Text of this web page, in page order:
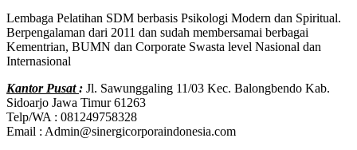
Lembaga Pelatihan SDM berbasis Psikologi Modern dan Spiritual.
Berpengalaman dari 2011 dan sudah membersamai berbagai
Kementrian, BUMN dan Corporate Swasta level Nasional dan
Internasional
Kantor Pusat: Jl. Sawunggaling 11/03 Kec. Balongbendo Kab.
Sidoarjo Jawa Timur 61263
Telp/WA : 081249758328
Email : Admin@sinergicorporaindonesia.com